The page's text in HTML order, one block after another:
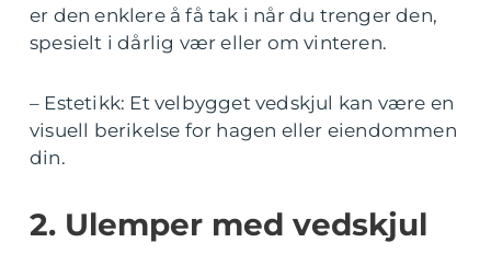
er den enklere å få tak i når du trenger den,
spesielt i dårlig vær eller om vinteren.
– Estetikk: Et velbygget vedskjul kan være en
visuell berikelse for hagen eller eiendommen
din.
2. Ulemper med vedskjul